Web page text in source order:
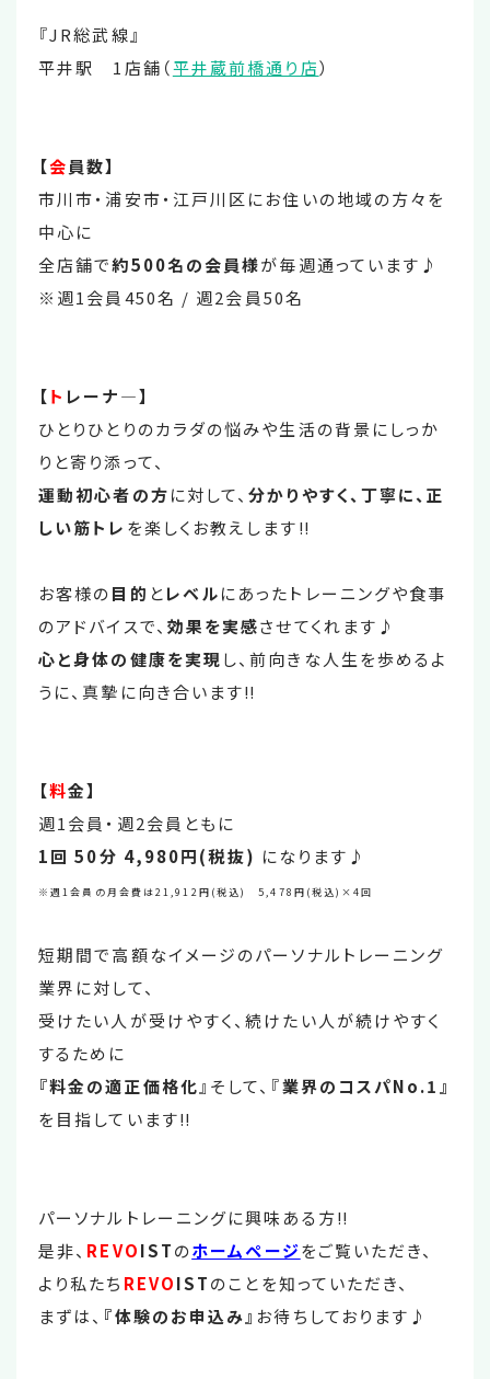
『JR総武線』
平井駅 1店舗（平井蔵前橋通り店）
【会員数】
市川市・浦安市・江戸川区にお住いの地域の方々を
中心に
全店舗で約500名の会員様が毎週通っています♪
※週1会員450名 / 週2会員50名
【ト レーナ―】
ひとりひとりのカラダの悩みや生活の背景にしっか
りと寄り添って、
運動初心者の方に対して、分かりやすく、丁寧に、正
しい筋トレ を楽しくお教えします‼
お客様の目的 とレベルにあったトレーニングや食事
のアドバイスで、 効果を実感させてくれます♪
心と身体の健康を実現し、前向きな人生を歩めるよ
うに、真摯に向き合います‼
【料金】
週1会員・週2会員ともに
1回 50分 4,980円(税抜) になります♪
※週1会員の月会費は21,912円(税込) 5,478円(税込)×4回
短期間で高額なイメージのパーソナルトレーニング
業界に対して、
受けたい人が受けやすく、続けたい人が続けやすく
するために
『料金の適正価格化 』そして、『業界のコスパNo.1』
を目指しています‼
パーソナルトレーニングに興味ある方‼
是非、 REVOISTのホームページをご覧いただき、
より私たち REVOISTのことを知っていただき、
まずは、 『体験のお申込み』 お待ちしております♪